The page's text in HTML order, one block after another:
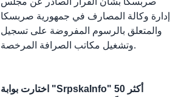
إدارة وكالة المصارف في جمهورية صربسكا
والمتعلق بالرسوم المفروضة على تسجيل
وتشغيل مكاتب الصرافة المرخصة.
اختارت بوابة "SrpskaInfo" أكثر 50